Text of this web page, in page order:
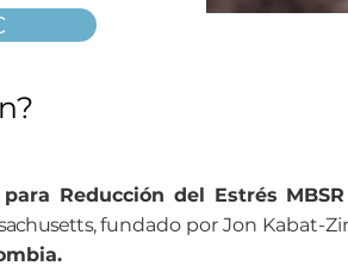
Reducción del Estrés MBSR
fundado por Jon Kabat-